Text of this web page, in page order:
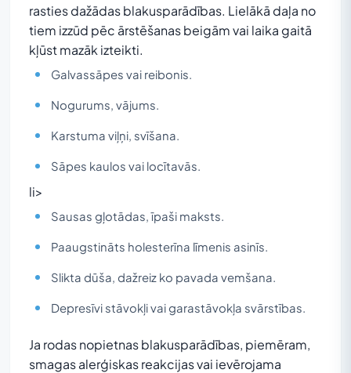
rasties dažādas blakusparādības. Lielākā daļa no
tiem izzūd pēc ārstēšanas beigām vai laika gaitā
kļūst mazāk izteikti.
Galvassāpes vai reibonis.
Nogurums, vājums.
Karstuma viļņi, svīšana.
Sāpes kaulos vai locītavās.
li>
Sausas gļotādas, īpaši maksts.
Paaugstināts holesterīna līmenis asinīs.
Slikta dūša, dažreiz ko pavada vemšana.
Depresīvi stāvokļi vai garastāvokļa svārstības.
Ja rodas nopietnas blakusparādības, piemēram,
smagas alerģiskas reakcijas vai ievērojama